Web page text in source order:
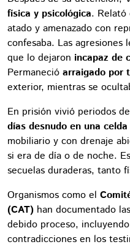
física y psicológica. Relató
atado y amenazado con
confesaba. Las agresiones
que lo dejaron incapaz de
Permaneció arraigado por
exterior, mientras se
En prisión vivió periodos
días desnudo en una
mobiliario y con drenaje
si era de día o de noche.
secuelas duraderas, tanto
Organismos como el
(CAT) han documentado
debido proceso,
contradicciones en los